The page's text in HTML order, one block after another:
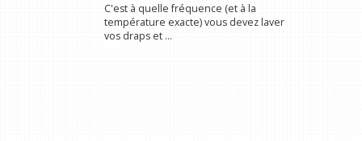
C'est à quelle fréquence (et à la
température exacte) vous devez laver
vos draps et ...